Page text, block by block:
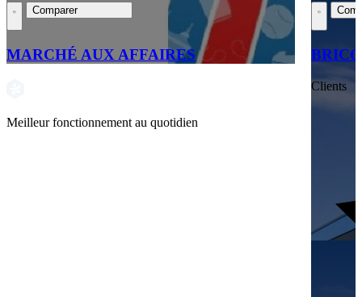
Comparer
MARCHÉ AUX AFFAIRES
Meilleur fonctionnement au quotidien
Clients